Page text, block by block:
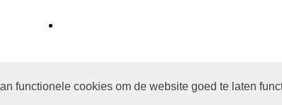
functionele cookies om de website goed te laten
tussen de dienstenorganisatie van deProtestantse Kerk